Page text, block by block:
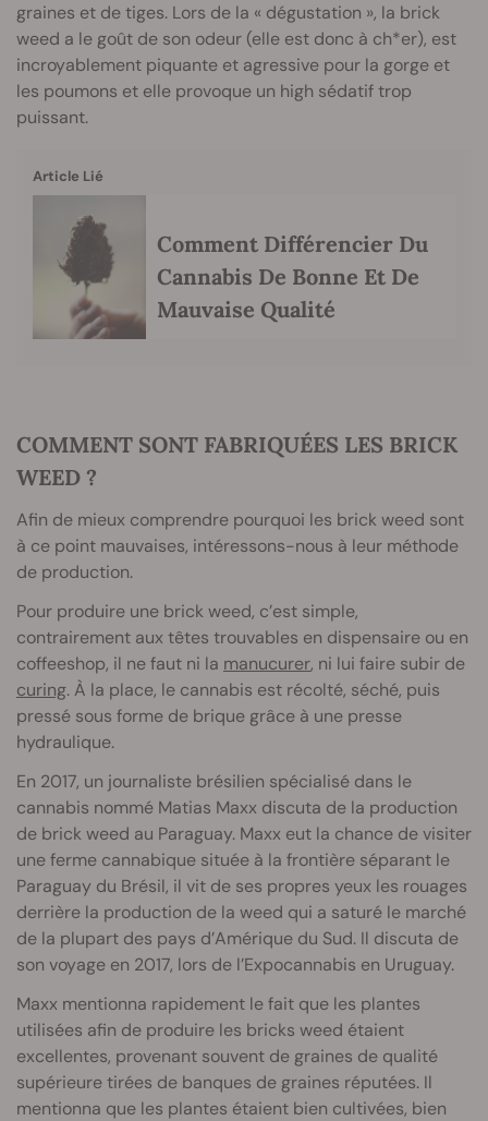
graines et de tiges. Lors de la « dégustation », la brick
weed a le goût de son odeur (elle est donc à ch*er), est
incroyablement piquante et agressive pour la gorge et
les poumons et elle provoque un high sédatif trop
puissant.
Article Lié
Comment Différencier Du
Cannabis De Bonne Et De
Mauvaise Qualité
COMMENT SONT FABRIQUÉES LES BRICK
WEED ?
Afin de mieux comprendre pourquoi les brick weed sont
à ce point mauvaises, intéressons-nous à leur méthode
de production.
Pour produire une brick weed, c’est simple,
contrairement aux têtes trouvables en dispensaire ou en
coffeeshop, il ne faut ni la manucurer, ni lui faire subir de
curing. À la place, le cannabis est récolté, séché, puis
pressé sous forme de brique grâce à une presse
hydraulique.
En 2017, un journaliste brésilien spécialisé dans le
cannabis nommé Matias Maxx discuta de la production
de brick weed au Paraguay. Maxx eut la chance de visiter
une ferme cannabique située à la frontière séparant le
Paraguay du Brésil, il vit de ses propres yeux les rouages
derrière la production de la weed qui a saturé le marché
de la plupart des pays d’Amérique du Sud. Il discuta de
son voyage en 2017, lors de l’Expocannabis en Uruguay.
Maxx mentionna rapidement le fait que les plantes
utilisées afin de produire les bricks weed étaient
excellentes, provenant souvent de graines de qualité
supérieure tirées de banques de graines réputées. Il
mentionna que les plantes étaient bien cultivées, bien